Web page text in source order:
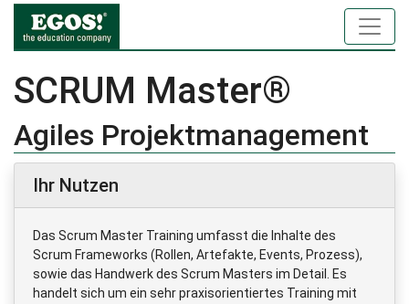
SCRUM Master®
Agiles Projektmanagement
Ihr Nutzen
Das Scrum Master Training umfasst die Inhalte des
Scrum Frameworks (Rollen, Artefakte, Events, Prozess),
sowie das Handwerk des Scrum Masters im Detail. Es
handelt sich um ein sehr praxisorientiertes Training mit